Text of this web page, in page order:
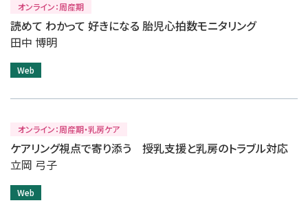
オンライン：周産期
読めて わかって 好きになる 胎児心拍数モニタリング
田中 博明
Web
オンライン：周産期・乳房ケア
ケアリング視点で寄り添う 授乳支援と乳房のトラブル対応
立岡 弓子
Web